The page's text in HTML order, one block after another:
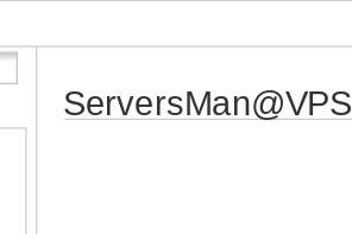
ServersMan@VPS